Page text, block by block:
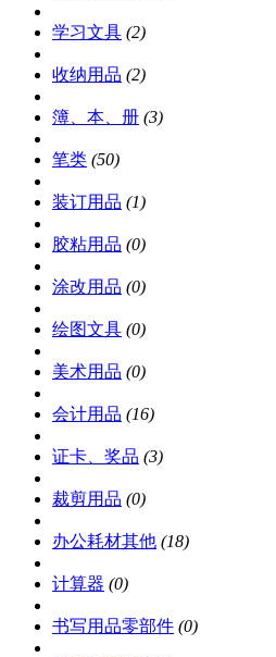
学习文具 (2)
收纳用品 (2)
簿、本、册 (3)
笔类 (50)
装订用品 (1)
胶粘用品 (0)
涂改用品 (0)
绘图文具 (0)
美术用品 (0)
会计用品 (16)
证卡、奖品 (3)
裁剪用品 (0)
办公耗材其他 (18)
计算器 (0)
书写用品零部件 (0)